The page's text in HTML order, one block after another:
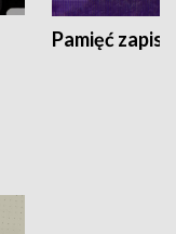
Pamięć